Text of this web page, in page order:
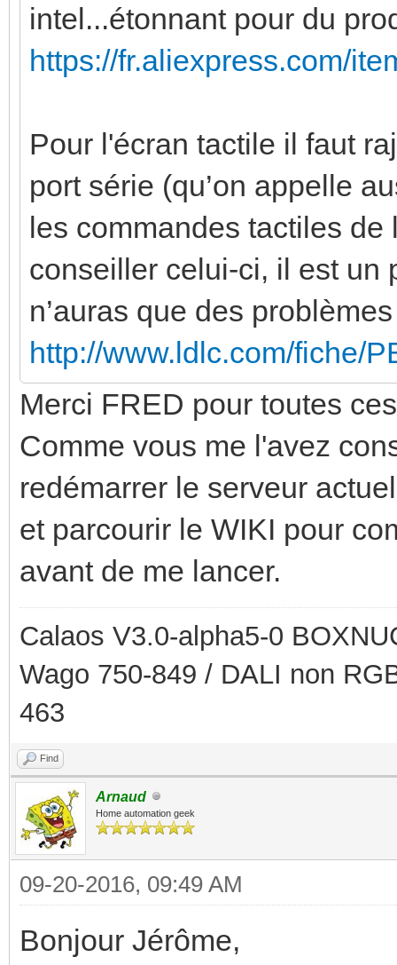
intel...étonnant pour du
https://fr.aliexpress.com/
Pour l'écran tactile il faut
port série (qu’on appelle
les commandes tactiles de
conseiller celui-ci, il est un
n’auras que des
http://www.ldlc.com/fiche/
Merci FRED pour toutes
Comme vous me l'avez
redémarrer le serveur actuel
et parcourir le WIKI pour
avant de me lancer.
Calaos V3.0-alpha5-0
Wago 750-849 / DALI non
463
Find
Arnaud
Home automation geek
09-20-2016, 09:49 AM
Bonjour Jérôme,